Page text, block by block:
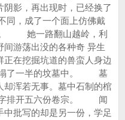
影，再出现时，已经换了
同，成了一个面上仿佛戴
。 她一路翻山越岭，利
间游荡出没的各种奇 异生
在挖掘坑道的兽蛮人身边
塌了一半的坟墓中。 墓
却浑若无事。墓中石制的棺
字排开五六份卷宗。 闻
批写的却是另一份，学足